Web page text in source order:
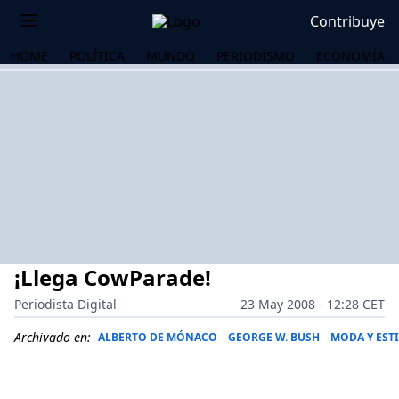
Contribuye
HOME POLÍTICA MUNDO PERIODISMO ECONOMÍA
¡Llega CowParade!
Periodista Digital
23 May 2008 - 12:28 CET
Archivado en: ALBERTO DE MÓNACO GEORGE W. BUSH MODA Y